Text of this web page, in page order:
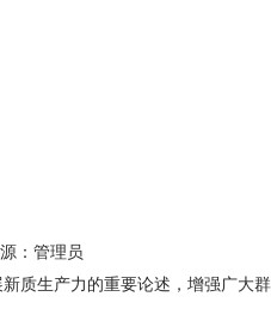
：管理员
质生产力的重要论述，增强广